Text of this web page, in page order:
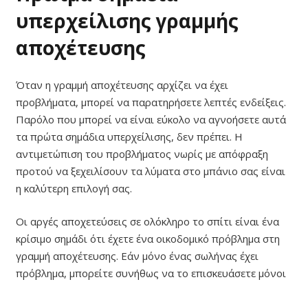
υπερχείλισης γραμμής
αποχέτευσης
Όταν η γραμμή αποχέτευσης αρχίζει να έχει
προβλήματα, μπορεί να παρατηρήσετε λεπτές ενδείξεις.
Παρόλο που μπορεί να είναι εύκολο να αγνοήσετε αυτά
τα πρώτα σημάδια υπερχείλισης, δεν πρέπει. Η
αντιμετώπιση του προβλήματος νωρίς με απόφραξη
προτού να ξεχειλίσουν τα λύματα στο μπάνιο σας είναι
η καλύτερη επιλογή σας.
Οι αργές αποχετεύσεις σε ολόκληρο το σπίτι είναι ένα
κρίσιμο σημάδι ότι έχετε ένα οικοδομικό πρόβλημα στη
γραμμή αποχέτευσης. Εάν μόνο ένας σωλήνας έχει
πρόβλημα, μπορείτε συνήθως να το επισκευάσετε μόνοι